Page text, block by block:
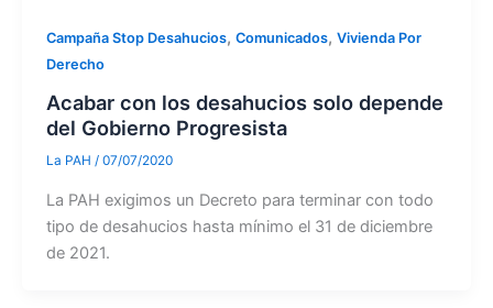
Campaña Stop Desahucios, Comunicados, Vivienda Por
Derecho
Acabar con los desahucios solo depende
del Gobierno Progresista
La PAH / 07/07/2020
La PAH exigimos un Decreto para terminar con todo
tipo de desahucios hasta mínimo el 31 de diciembre
de 2021.